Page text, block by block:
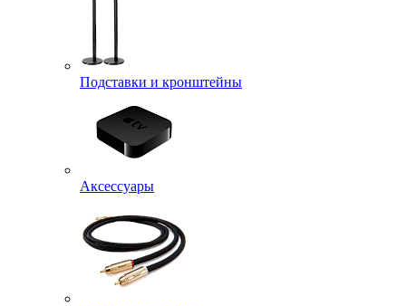
Подставки и кронштейны
Аксессуары